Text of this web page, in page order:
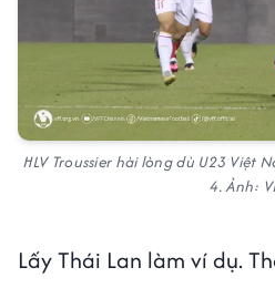
HLV Troussier hài lòng dù U23 Việt
4. Ảnh:
Lấy Thái Lan làm ví dụ.